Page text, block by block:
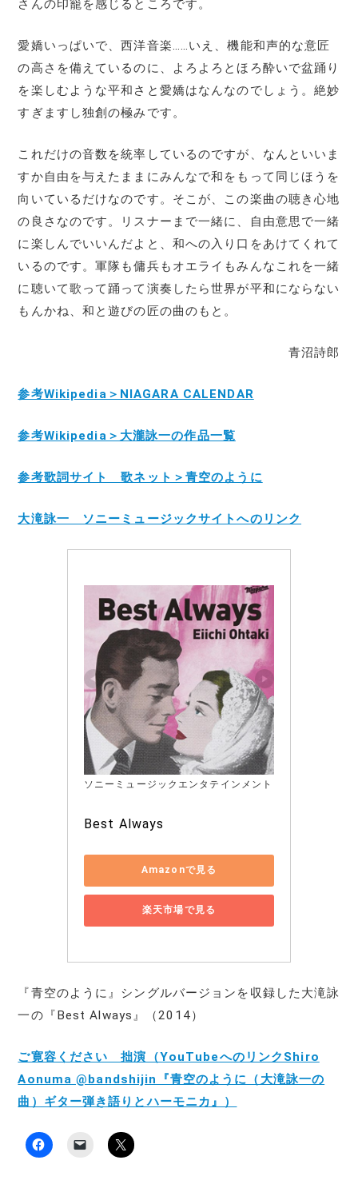
さんの印籠を感じるところです。
愛嬌いっぱいで、西洋音楽……いえ、機能和声的な意匠
の高さを備えているのに、よろよろとほろ酔いで盆踊り
を楽しむような平和さと愛嬌はなんなのでしょう。絶妙
すぎますし独創の極みです。
これだけの音数を統率しているのですが、なんといいま
すか自由を与えたままにみんなで和をもって同じほうを
向いているだけなのです。そこが、この楽曲の聴き心地
の良さなのです。リスナーまで一緒に、自由意思で一緒
に楽しんでいいんだよと、和への入り口をあけてくれて
いるのです。軍隊も傭兵もオエライもみんなこれを一緒
に聴いて歌って踊って演奏したら世界が平和にならない
もんかね、和と遊びの匠の曲のもと。
青沼詩郎
参考Wikipedia＞NIAGARA CALENDAR
参考Wikipedia＞大瀧詠一の作品一覧
参考歌詞サイト 歌ネット＞青空のように
大滝詠一 ソニーミュージックサイトへのリンク
ソニーミュージックエンタテインメント
Best Always
Amazonで見る
楽天市場で見る
『青空のように』シングルバージョンを収録した大滝詠
一の『Best Always』（2014）
ご寛容ください 拙演（YouTubeへのリンクShiro
Aonuma @bandshijin『青空のように（大滝詠一の
曲）ギター弾き語りとハーモニカ』）
F
a
ク
リ